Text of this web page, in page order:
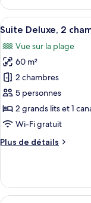
(Blue
Ocean)
le
type
de
Suite
Deluxe
(Blue
Ocean)
Afficher
toutes
les
photos
pour
ce
type
de
chambre :
Suite
chambres
7
Suite Deluxe, 2
Vue sur la plage
60 m²
2 chambres
5 personnes
2 grands lits et 1
Wi-Fi gratuit
Plus de détails
Plus
le
type